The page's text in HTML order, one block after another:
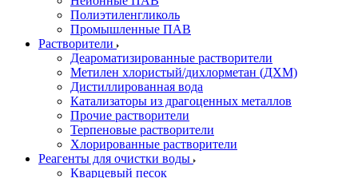
Полиэтиленгликоль
Промышленные ПАВ
Растворители
Деароматизированные растворители
Метилен хлористый/дихлорметан (ДХМ)
Дистиллированная вода
Катализаторы из драгоценных металлов
Прочие растворители
Терпеновые растворители
Хлорированные растворители
Реагенты для очистки воды
Кварцевый песок